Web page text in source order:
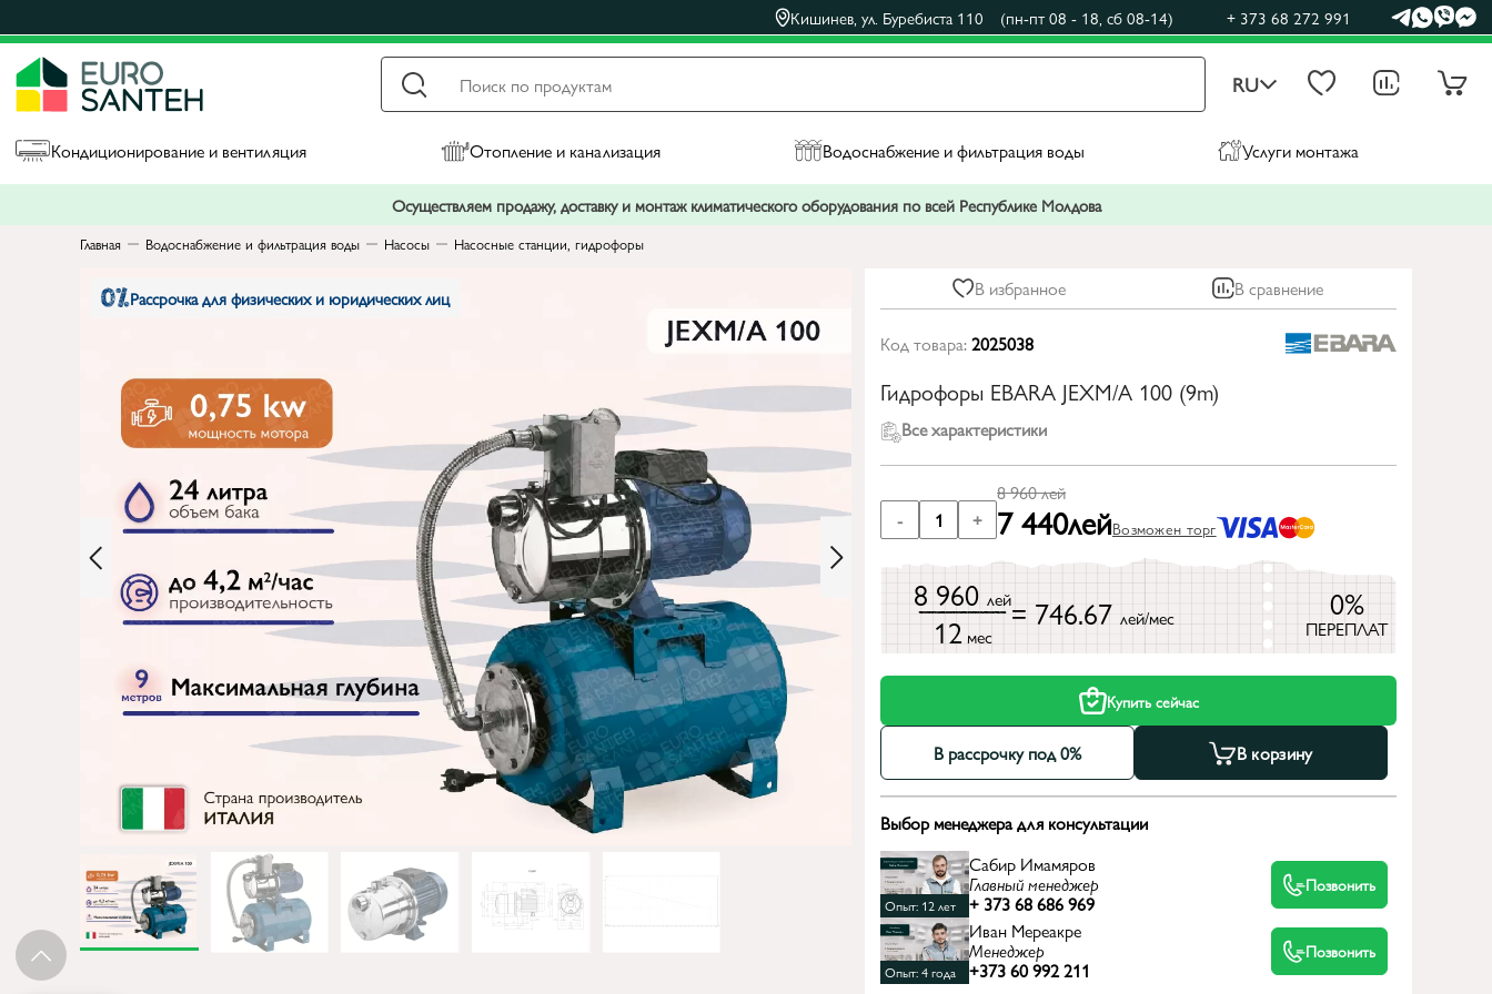
Кишинев, ул. Буребиста 110 (пн-пт 08 - 18, сб 08-14) + 373 68 272 991
RU
Кондиционирование и вентиляция Отопление и канализация Водоснабжение и фильтрация воды Услуги монтажа
Осуществляем продажу, доставку и монтаж климатического оборудования по всей Республике Молдова
Главная Водоснабжение и фильтрация воды Насосы Насосные станции, гидрофоры
Рассрочка для физических и юридических лиц В избранное В сравнение
Код товара:2025038
Гидрофоры EBARA JEXM/A 100 (9m)
Все характеристики
- 1 +
8 960лей
7 440лейВозможен торг
8 960 лей
12 мес
= 746.67 лей/мес 0%
ПЕРЕПЛАТ
Купить сейчас
В рассрочку под 0% В корзину
Выбор менеджера для консультации
Опыт: 12 лет
Сабир Имамяров
Главный менеджер
+ 373 68 686 969
Позвонить
Опыт: 4 года
Иван Мереакре
Менеджер
+373 60 992 211
Позвонить